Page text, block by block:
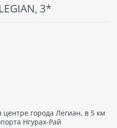
3*
центре города Легиан, в 5 км
Нгурах-Рай